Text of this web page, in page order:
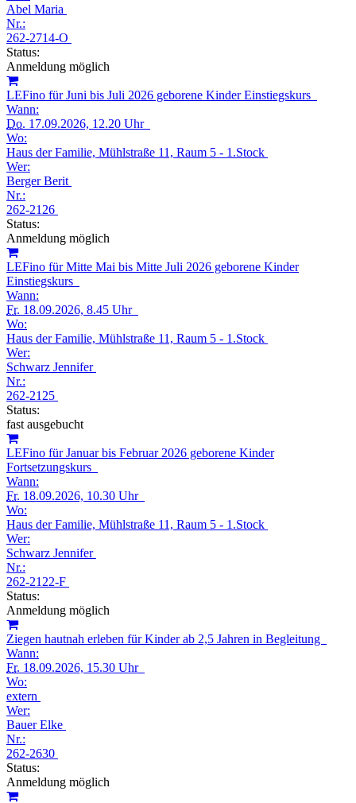
Abel Maria
Nr.:
262-2714-O
Status:
Anmeldung möglich
LEFino für Juni bis Juli 2026 geborene Kinder Einstiegskurs
Wann:
Do. 17.09.2026, 12.20 Uhr
Wo:
Haus der Familie, Mühlstraße 11, Raum 5 - 1.Stock
Wer:
Berger Berit
Nr.:
262-2126
Status:
Anmeldung möglich
LEFino für Mitte Mai bis Mitte Juli 2026 geborene Kinder
Einstiegskurs
Wann:
Fr. 18.09.2026, 8.45 Uhr
Wo:
Haus der Familie, Mühlstraße 11, Raum 5 - 1.Stock
Wer:
Schwarz Jennifer
Nr.:
262-2125
Status:
fast ausgebucht
LEFino für Januar bis Februar 2026 geborene Kinder
Fortsetzungskurs
Wann:
Fr. 18.09.2026, 10.30 Uhr
Wo:
Haus der Familie, Mühlstraße 11, Raum 5 - 1.Stock
Wer:
Schwarz Jennifer
Nr.:
262-2122-F
Status:
Anmeldung möglich
Ziegen hautnah erleben für Kinder ab 2,5 Jahren in Begleitung
Wann:
Fr. 18.09.2026, 15.30 Uhr
Wo:
extern
Wer:
Bauer Elke
Nr.:
262-2630
Status:
Anmeldung möglich